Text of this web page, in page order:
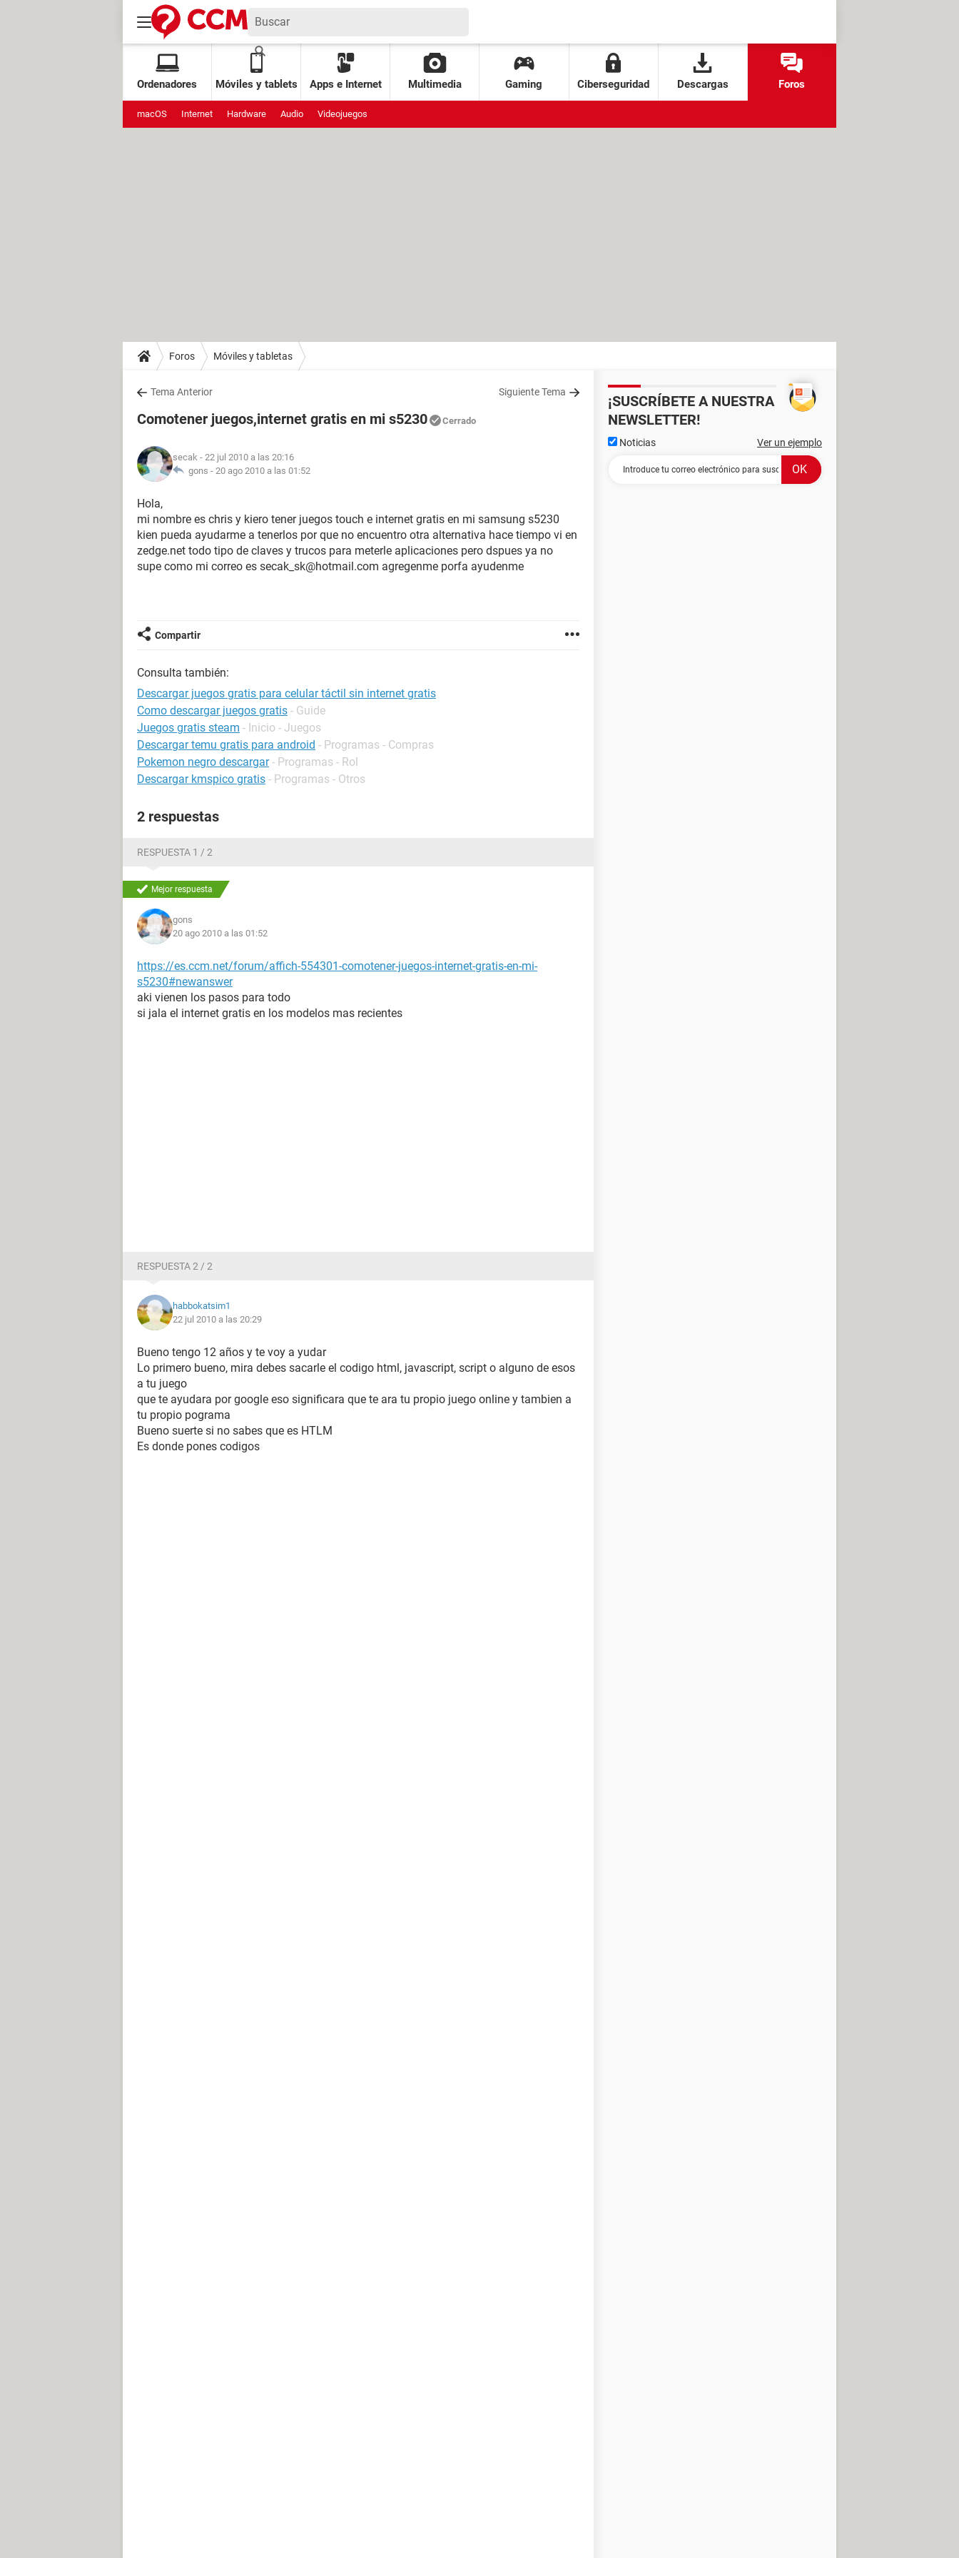
Ordenadores Móviles y tablets Apps e Internet Multimedia Gaming Ciberseguridad Descargas Foros
macOS Internet Hardware Audio Videojuegos
Foros Móviles y tabletas
Tema Anterior Siguiente Tema
Comotener juegos,internet gratis en mi s5230 Cerrado
secak - 22 jul 2010 a las 20:16
gons - 20 ago 2010 a las 01:52
Hola,
mi nombre es chris y kiero tener juegos touch e internet gratis en mi samsung s5230
kien pueda ayudarme a tenerlos por que no encuentro otra alternativa hace tiempo vi en
zedge.net todo tipo de claves y trucos para meterle aplicaciones pero dspues ya no
supe como mi correo es secak_sk@hotmail.com agregenme porfa ayudenme
Compartir
Consulta también:
Descargar juegos gratis para celular táctil sin internet gratis
Como descargar juegos gratis - Guide
Juegos gratis steam - Inicio - Juegos
Descargar temu gratis para android - Programas - Compras
Pokemon negro descargar - Programas - Rol
Descargar kmspico gratis - Programas - Otros
2 respuestas
RESPUESTA 1 / 2
Mejor respuesta
gons
20 ago 2010 a las 01:52
https://es.ccm.net/forum/affich-554301-comotener-juegos-internet-gratis-en-mi-
s5230#newanswer
aki vienen los pasos para todo
si jala el internet gratis en los modelos mas recientes
RESPUESTA 2 / 2
habbokatsim1
22 jul 2010 a las 20:29
Bueno tengo 12 años y te voy a yudar
Lo primero bueno, mira debes sacarle el codigo html, javascript, script o alguno de esos
a tu juego
que te ayudara por google eso significara que te ara tu propio juego online y tambien a
tu propio pograma
Bueno suerte si no sabes que es HTLM
Es donde pones codigos
¡SUSCRÍBETE A NUESTRA
NEWSLETTER!
Noticias Ver un ejemplo